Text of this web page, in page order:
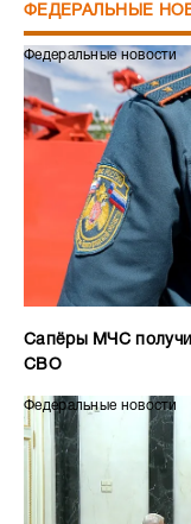
ФЕДЕРАЛЬНЫЕ
Федеральные новости
Сапёры МЧС
СВО
Федеральные новости